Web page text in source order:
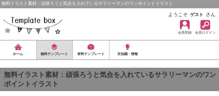
無料イラスト素材：頑張ろうと気合を入れているサラリーマンのワンポイントイラスト
ようこそ ゲスト さん
会員登録 会員ログイン
ホーム 無料テンプレート 有料テンプレート 豆知識・情報
無料イラスト素材：頑張ろうと気合を入れているサラリーマンのワン
ポイントイラスト